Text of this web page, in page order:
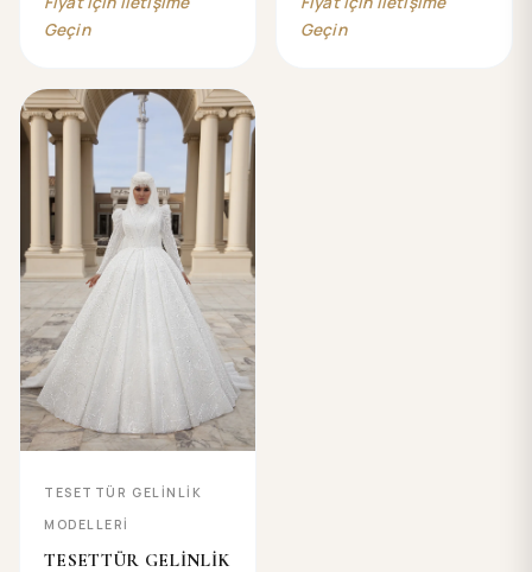
Geçin
Geçin
TESETTÜR GELİNLİK
MODELLERİ
TESETTÜR GELİNLİK